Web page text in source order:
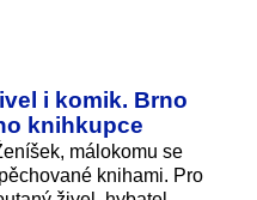
i komik. Brno
knihkupce
málokomu se
knihami. Pro